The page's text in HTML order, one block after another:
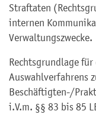
Straftaten
internen
Verwaltungszwecke.
Rechtsgrundlage
Auswahlverfahrens
Beschäftigten-/
i.V.m. §§ 83 bis 85